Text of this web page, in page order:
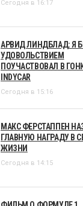
Сегодня в 16:17
АРВИД ЛИНДБЛАД: Я
УДОВОЛЬСТВИЕМ
ПОУЧАСТВОВАЛ В
INDYCAR
Сегодня в 15:16
МАКС ФЕРСТАППЕН
ГЛАВНУЮ НАГРАДУ В
ЖИЗНИ
Сегодня в 14:15